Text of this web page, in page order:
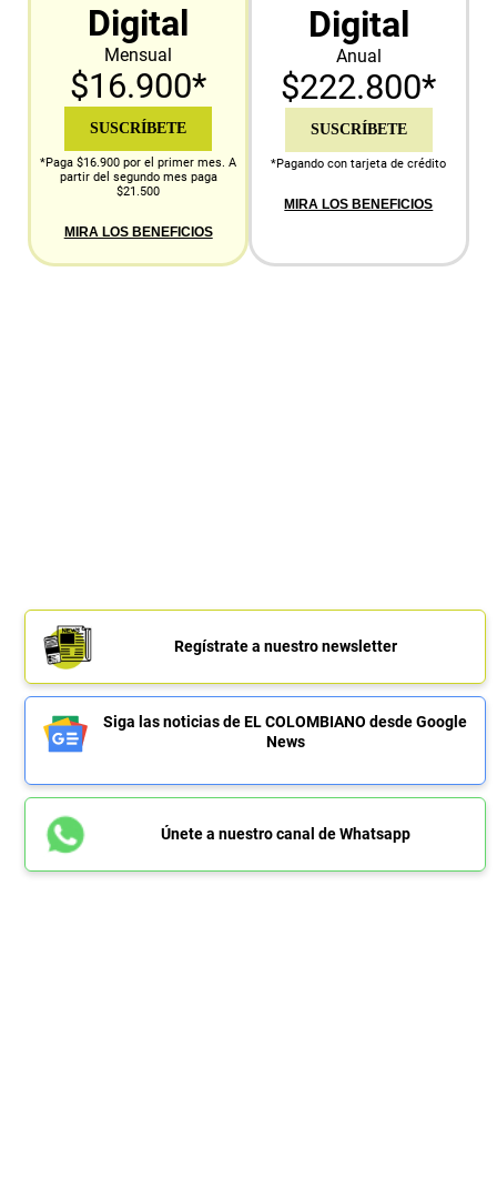
Digital
Mensual
$16.900*
SUSCRÍBETE
*Paga $16.900 por el primer mes. A
partir del segundo mes paga
$21.500
MIRA LOS BENEFICIOS
Digital
Anual
$222.800*
SUSCRÍBETE
*Pagando con tarjeta de crédito
MIRA LOS BENEFICIOS
Regístrate a nuestro newsletter
Siga las noticias de EL COLOMBIANO desde Google
News
Únete a nuestro canal de Whatsapp